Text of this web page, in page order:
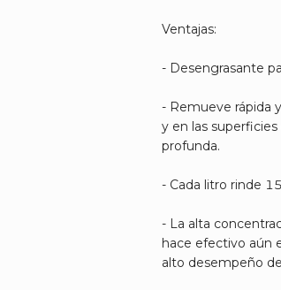
Ventajas:
- Desengrasante
- Remueve rápida
y en las
profunda.
- Cada litro rinde
- La alta
hace efectivo aún
alto desempeño